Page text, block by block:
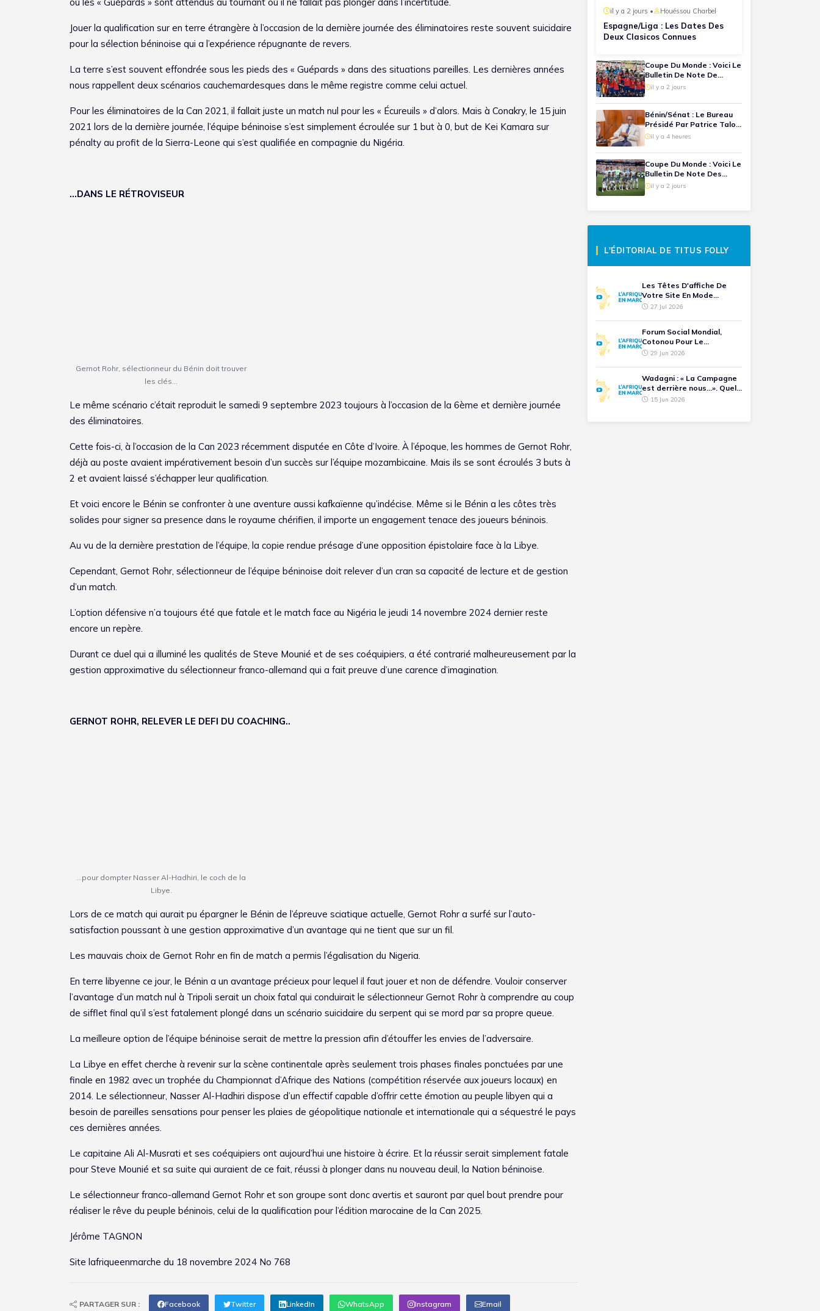
Jouer la qualification sur en terre étrangère à l’occasion de la dernière journée des éliminatoires reste souvent suicidaire
pour la sélection béninoise qui a l’expérience répugnante de revers.
La terre s’est souvent effondrée sous les pieds des « Guépards » dans des situations pareilles. Les dernières années
nous rappellent deux scénarios cauchemardesques dans le même registre comme celui actuel.
Pour les éliminatoires de la Can 2021, il fallait juste un match nul pour les « Écureuils » d’alors. Mais à Conakry, le 15 juin
2021 lors de la dernière journée, l’équipe béninoise s’est simplement écroulée sur 1 but à 0, but de Kei Kamara sur
pénalty au profit de la Sierra-Leone qui s’est qualifiée en compagnie du Nigéria.
…DANS LE RÉTROVISEUR
Gernot Rohr, sélectionneur du Bénin doit trouver
les clés…
Le même scénario c’était reproduit le samedi 9 septembre 2023 toujours à l’occasion de la 6ème et dernière journée
des éliminatoires.
Cette fois-ci, à l’occasion de la Can 2023 récemment disputée en Côte d’Ivoire. À l’époque, les hommes de Gernot Rohr,
déjà au poste avaient impérativement besoin d’un succès sur l’équipe mozambicaine. Mais ils se sont écroulés 3 buts à
2 et avaient laissé s’échapper leur qualification.
Et voici encore le Bénin se confronter à une aventure aussi kafkaïenne qu’indécise. Même si le Bénin a les côtes très
solides pour signer sa presence dans le royaume chérifien, il importe un engagement tenace des joueurs béninois.
Au vu de la dernière prestation de l’équipe, la copie rendue présage d’une opposition épistolaire face à la Libye.
Cependant, Gernot Rohr, sélectionneur de l’équipe béninoise doit relever d’un cran sa capacité de lecture et de gestion
d’un match.
L’option défensive n’a toujours été que fatale et le match face au Nigéria le jeudi 14 novembre 2024 dernier reste
encore un repère.
Durant ce duel qui a illuminé les qualités de Steve Mounié et de ses coéquipiers, a été contrarié malheureusement par la
gestion approximative du sélectionneur franco-allemand qui a fait preuve d’une carence d’imagination.
GERNOT ROHR, RELEVER LE DEFI DU COACHING..
…pour dompter Nasser Al-Hadhiri, le coch de la
Libye.
Lors de ce match qui aurait pu épargner le Bénin de l’épreuve sciatique actuelle, Gernot Rohr a surfé sur l’auto-
satisfaction poussant à une gestion approximative d’un avantage qui ne tient que sur un fil.
Les mauvais choix de Gernot Rohr en fin de match a permis l’égalisation du Nigeria.
En terre libyenne ce jour, le Bénin a un avantage précieux pour lequel il faut jouer et non de défendre. Vouloir conserver
l’avantage d’un match nul à Tripoli serait un choix fatal qui conduirait le sélectionneur Gernot Rohr à comprendre au coup
de sifflet final qu’il s’est fatalement plongé dans un scénario suicidaire du serpent qui se mord par sa propre queue.
La meilleure option de l’équipe béninoise serait de mettre la pression afin d’étouffer les envies de l’adversaire.
La Libye en effet cherche à revenir sur la scène continentale après seulement trois phases finales ponctuées par une
finale en 1982 avec un trophée du Championnat d’Afrique des Nations (compétition réservée aux joueurs locaux) en
2014. Le sélectionneur, Nasser Al-Hadhiri dispose d’un effectif capable d’offrir cette émotion au peuple libyen qui a
besoin de pareilles sensations pour penser les plaies de géopolitique nationale et internationale qui a séquestré le pays
ces dernières années.
Le capitaine Ali Al-Musrati et ses coéquipiers ont aujourd’hui une histoire à écrire. Et la réussir serait simplement fatale
pour Steve Mounié et sa suite qui auraient de ce fait, réussi à plonger dans nu nouveau deuil, la Nation béninoise.
Le sélectionneur franco-allemand Gernot Rohr et son groupe sont donc avertis et sauront par quel bout prendre pour
réaliser le rêve du peuple béninois, celui de la qualification pour l’édition marocaine de la Can 2025.
Jérôme TAGNON
Site lafriqueenmarche du 18 novembre 2024 No 768
PARTAGER SUR : Facebook Twitter LinkedIn WhatsApp Instagram Email
il y a 2 jours • Houéssou Charbel
Espagne/Liga : Les Dates Des
Deux Clasicos Connues
Coupe Du Monde : Voici Le
Bulletin De Note De
Chaque Joueur Espagnol
Espagne-Argentine
il y a 2 jours
Bénin/Sénat : Le Bureau
Présidé Par Patrice Talon
Désormais Connu
il y a 4 heures
Coupe Du Monde : Voici Le
Bulletin De Note Des
Joueurs Argentins Lors
il y a 2 jours
L'ÉDITORIAL DE TITUS FOLLY
Les Têtes D'affiche De
Votre Site En Mode...
27 Jul 2026
Forum Social Mondial,
Cotonou Pour Le
Battement De Cœur D'une
29 Jun 2026
Wadagni : « La Campagne
est derrière nous...». Quel
Avenir Pour Les
15 Jun 2026